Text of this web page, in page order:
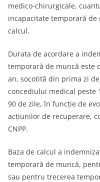
medico-chirurgicale,
incapacitate temporară de
calcul.
Durata de acordare a
temporară de muncă este
an, socotită din prima zi
concediului medical peste
90 de zile, în funcţie de
acţiunilor de recuperare,
CNPP.
Baza de calcul a
temporară de muncă,
sau pentru trecerea